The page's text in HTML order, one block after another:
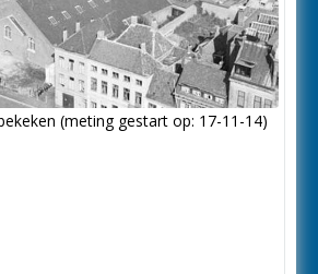
(meting gestart op: 17-11-14)